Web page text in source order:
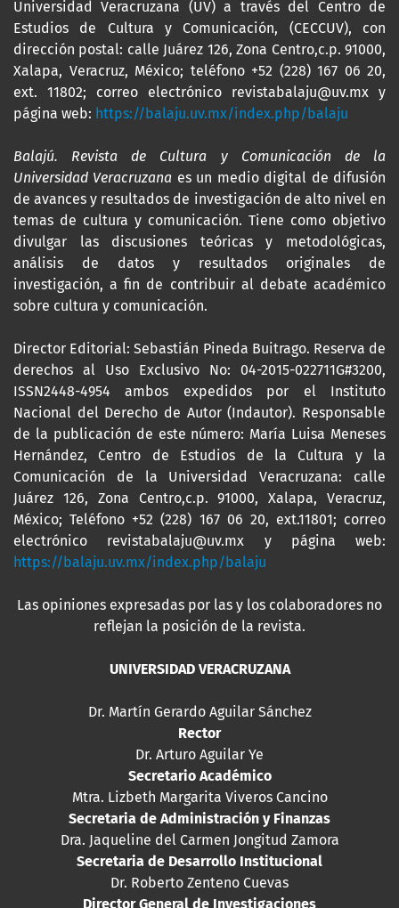
Universidad Veracruzana (UV) a través del Centro de
Estudios de Cultura y Comunicación, (CECCUV), con
dirección postal: calle Juárez 126, Zona Centro,c.p. 91000,
Xalapa, Veracruz, México; teléfono +52 (228) 167 06 20,
ext. 11802; correo electrónico revistabalaju@uv.mx y
página web: https://balaju.uv.mx/index.php/balaju
Balajú. Revista de Cultura y Comunicación de la
Universidad Veracruzana es un medio digital de difusión
de avances y resultados de investigación de alto nivel en
temas de cultura y comunicación. Tiene como objetivo
divulgar las discusiones teóricas y metodológicas,
análisis de datos y resultados originales de
investigación, a fin de contribuir al debate académico
sobre cultura y comunicación.
Director Editorial: Sebastián Pineda Buitrago. Reserva de
derechos al Uso Exclusivo No: 04-2015-022711G#3200,
ISSN2448-4954 ambos expedidos por el Instituto
Nacional del Derecho de Autor (Indautor). Responsable
de la publicación de este número: María Luisa Meneses
Hernández, Centro de Estudios de la Cultura y la
Comunicación de la Universidad Veracruzana: calle
Juárez 126, Zona Centro,c.p. 91000, Xalapa, Veracruz,
México; Teléfono +52 (228) 167 06 20, ext.11801; correo
electrónico revistabalaju@uv.mx y página web:
https://balaju.uv.mx/index.php/balaju
Las opiniones expresadas por las y los colaboradores no
reflejan la posición de la revista.
UNIVERSIDAD VERACRUZANA
Dr. Martín Gerardo Aguilar Sánchez
Rector
Dr. Arturo Aguilar Ye
Secretario Académico
Mtra. Lizbeth Margarita Viveros Cancino
Secretaria de Administración y Finanzas
Dra. Jaqueline del Carmen Jongitud Zamora
Secretaria de Desarrollo Institucional
Dr. Roberto Zenteno Cuevas
Director General de Investigaciones